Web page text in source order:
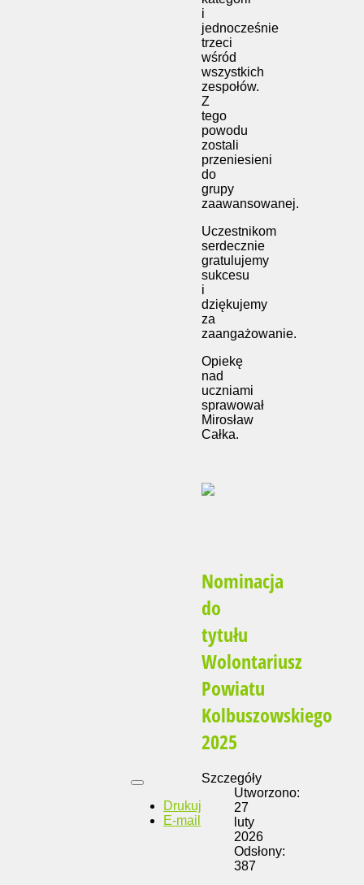
i
jednocześnie
trzeci
wśród
wszystkich
zespołów.
Z
tego
powodu
zostali
przeniesieni
do
grupy
zaawansowanej.
Uczestnikom
serdecznie
gratulujemy
sukcesu
i
dziękujemy
za
zaangażowanie.
Opiekę
nad
uczniami
sprawował
Mirosław
Całka.
Nominacja
do
tytułu
Wolontariusz
Powiatu
Kolbuszowskiego
2025
Drukuj
E-mail
Szczegóły
Utworzono:
27
luty
2026
Odsłony:
387